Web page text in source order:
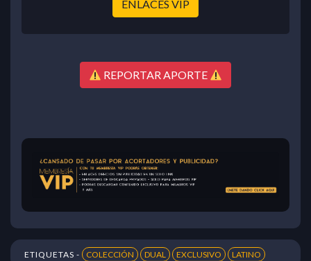
ENLACES VIP
REPORTAR APORTE
ETIQUETAS - COLECCIÓN DUAL EXCLUSIVO LATINO